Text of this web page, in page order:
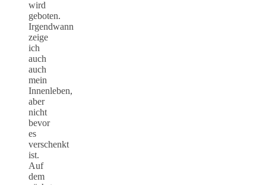
wird
geboten.
Irgendwann
zeige
ich
auch
auch
mein
Innenleben,
aber
nicht
bevor
es
verschenkt
ist.
Auf
dem